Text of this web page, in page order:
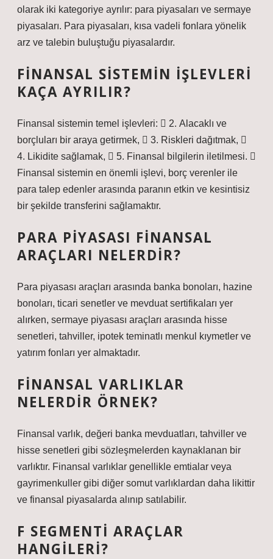
olarak iki kategoriye ayrılır: para piyasaları ve sermaye
piyasaları. Para piyasaları, kısa vadeli fonlara yönelik
arz ve talebin buluştuğu piyasalardır.
FINANSAL SISTEMIN IŞLEVLERI
KAÇA AYRILIR?
Finansal sistemin temel işlevleri:  2. Alacaklı ve
borçluları bir araya getirmek,  3. Riskleri dağıtmak, 
4. Likidite sağlamak,  5. Finansal bilgilerin iletilmesi. 
Finansal sistemin en önemli işlevi, borç verenler ile
para talep edenler arasında paranın etkin ve kesintisiz
bir şekilde transferini sağlamaktır.
PARA PIYASASI FINANSAL
ARAÇLARI NELERDIR?
Para piyasası araçları arasında banka bonoları, hazine
bonoları, ticari senetler ve mevduat sertifikaları yer
alırken, sermaye piyasası araçları arasında hisse
senetleri, tahviller, ipotek teminatlı menkul kıymetler ve
yatırım fonları yer almaktadır.
FINANSAL VARLIKLAR
NELERDIR ÖRNEK?
Finansal varlık, değeri banka mevduatları, tahviller ve
hisse senetleri gibi sözleşmelerden kaynaklanan bir
varlıktır. Finansal varlıklar genellikle emtialar veya
gayrimenkuller gibi diğer somut varlıklardan daha likittir
ve finansal piyasalarda alınıp satılabilir.
F SEGMENTI ARAÇLAR
HANGILERI?